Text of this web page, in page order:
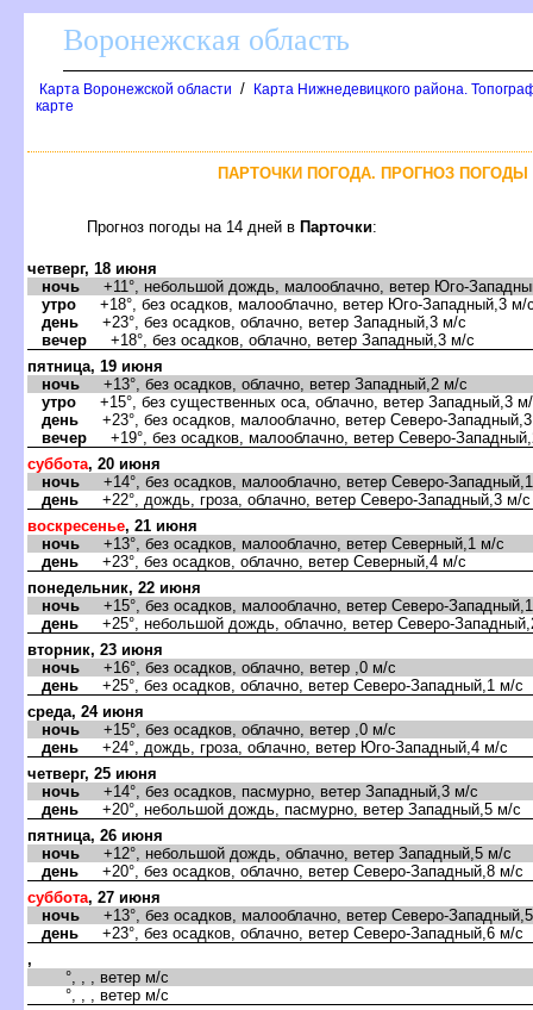
оронежская область
Карта Воронежской области /
Карта Нижнедевицкого района.
карте
ПАРТОЧКИ ПОГОДА. ПРОГНОЗ ПОГОДЫ
Прогноз погоды на 14 дней Парточки:
четверг, 18 июня
ночь +11°, небольшой дождь, малооблачно, ветер Юго-
утро +18°, без осадков, малооблачно, ветер Юго-Западный,3 м/
день +23°, без осадков, облачно, ветер Западный,3 м/с
ечер +18°, без осадков, облачно, ветер Западный,3 м/с
пятница, 19 июня
ночь +13°, без осадков, облачно, ветер Западный,2 м/с
утро +15°, без существенных оса, облачно, ветер Западный,3
день +23°, без осадков, малооблачно, ветер Северо-
ечер +19°, без осадков, малооблачно, ветер Северо-
суббота, 20 июня
ночь +14°, без осадков, малооблачно, ветер Северо-
день +22°, дождь, гроза, облачно, ветер Северо-Западный,3 м/с
оскресенье, 21 июня
ночь +13°, без осадков, малооблачно, ветер Северный,1 м/с
день +23°, без осадков, облачно, ветер Северный,4 м/с
понедельник, 22 июня
ночь +15°, без осадков, малооблачно, ветер Северо-
день +25°, небольшой дождь, облачно, ветер Северо-
торник, 23 июня
ночь +16°, без осадков, облачно, ветер ,0 м/с
день +25°, без осадков, облачно, ветер Северо-Западный,1 м/с
среда, 24 июня
ночь +15°, без осадков, облачно, ветер ,0 м/с
день +24°, дождь, гроза, облачно, ветер Юго-Западный,4 м/с
четверг, 25 июня
ночь +14°, без осадков, пасмурно, ветер Западный,3 м/с
день +20°, небольшой дождь, пасмурно, ветер Западный,5 м/с
пятница, 26 июня
ночь +12°, небольшой дождь, облачно, ветер Западный,5 м/с
день +20°, без осадков, облачно, ветер Северо-Западный,8 м/с
суббота, 27 июня
ночь +13°, без осадков, малооблачно, ветер Северо-
день +23°, без осадков, облачно, ветер Северо-Западный,6 м/с
,
°, , , ветер м/с
°, , , ветер м/с